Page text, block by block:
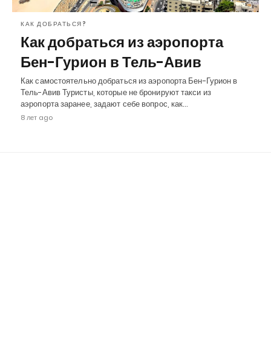
КАК ДОБРАТЬСЯ?
Как добраться из аэропорта
Бен-Гурион в Тель-Авив
Как самостоятельно добраться из аэропорта Бен-Гурион в
Тель-Авив Туристы, которые не бронируют такси из
аэропорта заранее, задают себе вопрос, как…
8 лет ago